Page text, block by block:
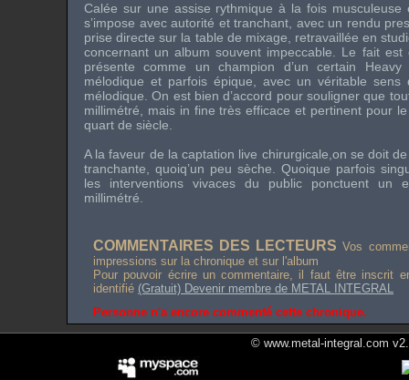
Calée sur une assise rythmique à la fois musculeuse
s’impose avec autorité et tranchant, avec un rendu
prise directe sur la table de mixage, retravaillée en
concernant un album souvent impeccable. Le fait
présente comme un champion d’un certain
mélodique et parfois épique, avec un véritable sens
mélodique. On est bien d’accord pour souligner que
millimétré, mais in fine très efficace et pertinent pour
quart de siècle.
A la faveur de la captation live chirurgicale,on se doit
tranchante, quoiq’un peu sèche. Quoique parfois
les interventions vivaces du public ponctuent un
millimétré.
COMMENTAIRES DES LECTEURS Vos
impressions sur la chronique et sur l'album
Pour pouvoir écrire un commentaire, il faut être inscrit
identifié (Gratuit) Devenir membre de METAL INTEGRAL
Personne n'a encore commenté cette chronique.
© www.metal-integral.com